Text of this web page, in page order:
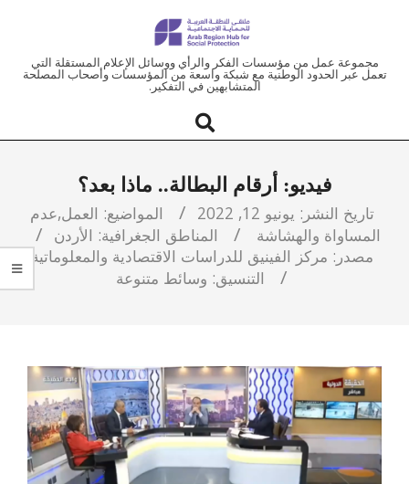
ملتقى
العربية
للحماية
الاجتماعية
مجموعة عمل من مؤسسات الفكر والرأي ووسائل الإعلام المستقلة التي
تعمل عبر الحدود الوطنية مع شبكة واسعة من المؤسسات وأصحاب المصلحة
المتشابهين في التفكير.
فيديو: أرقام البطالة.. ماذا بعد؟
تاريخ النشر: يونيو 12, 2022 المواضيع: العمل,عدم
المساواة والهشاشة
المناطق الجغرافية: الأردن
مصدر: مركز الفينيق للدراسات الاقتصادية والمعلوماتية
التنسيق: وسائط متنوعة